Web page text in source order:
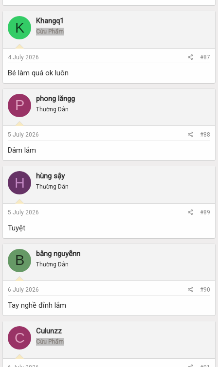
K Khangq1
Cửu Phẩm
4 July 2026 #87
Bé làm quá ok luôn
P phong lăngg
Thường Dân
5 July 2026 #88
Dâm lắm
H hùng sậy
Thường Dân
5 July 2026 #89
Tuyệt
B bằng nguyễnn
Thường Dân
6 July 2026 #90
Tay nghề đỉnh lắm
C Culunzz
Cửu Phẩm